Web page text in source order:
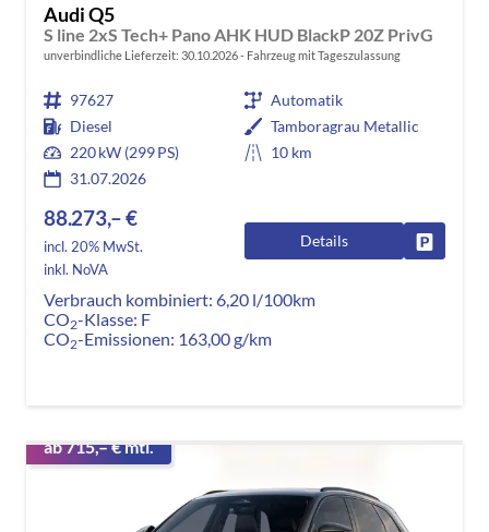
Audi Q5
S line 2xS Tech+ Pano AHK HUD BlackP 20Z PrivG
unverbindliche Lieferzeit: 30.10.2026 Fahrzeug mit Tageszulassung
97627
Automatik
Diesel
Tamboragrau Metallic
220 kW (299 PS)
10 km
31.07.2026
88.273,– €
incl. 20% MwSt.
inkl. NoVA
Details
Verbrauch kombiniert: 6,20 l/100km
CO2-Klasse: F
CO2-Emissionen: 163,00 g/km
ab 715,– € mtl.